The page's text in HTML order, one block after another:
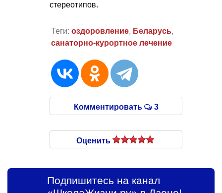
стереотипов.
Теги: оздоровление, Беларусь,
санаторно-курортное лечение
Комментировать 3
Оценить
Подпишитесь на канал